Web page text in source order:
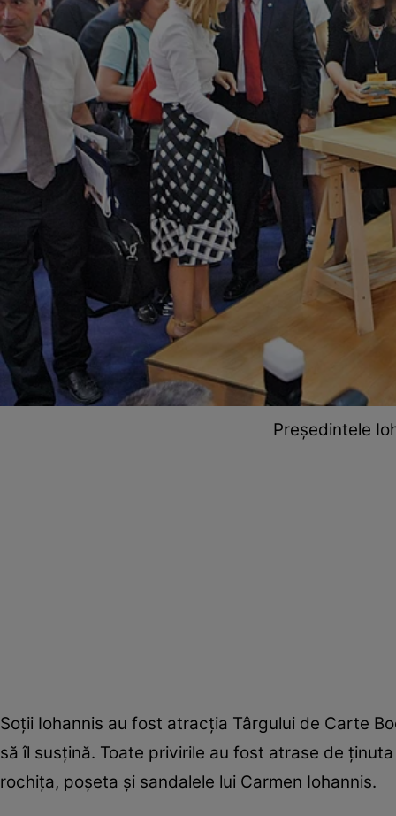
Preşedintele
Soţii Iohannis au fost atracţia Târgului de Carte
să îl susţină. Toate privirile au fost atrase de
rochiţa, poşeta şi sandalele lui Carmen Iohannis.